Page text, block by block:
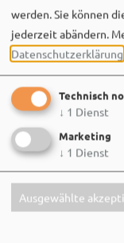
werden. Sie können
jederzeit abändern.
Datenschutzerklärung
Technisch
↓ 1 Dienst
Marketing
↓ 1 Dienst
Ausgewählte